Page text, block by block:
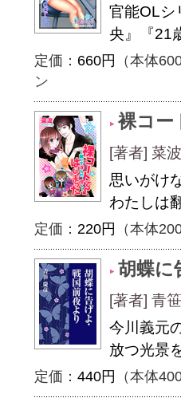
官能OLシ
央』『21
定価： 660円
（本体
ン
裸コー
[著者] 菜
思いがけ
わたしは
定価： 220円 （本体
胡蝶に
[著者] 青
今川義元
放つ光景
定価： 440円 （本体